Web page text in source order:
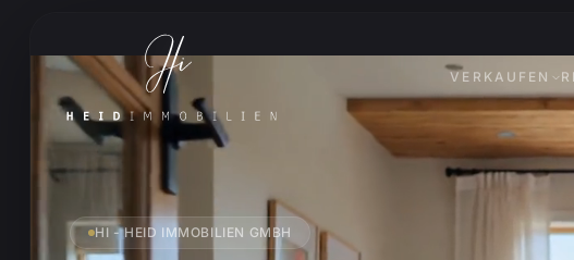
VERKAUFEN
HI - HEID IMMOBILIEN GMBH